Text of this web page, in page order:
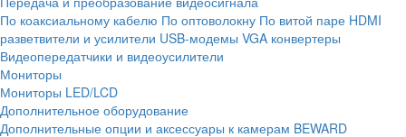
По коаксиальному кабелю По оптоволокну По витой паре HDMI
разветвители и усилители USB-модемы VGA конвертеры
Видеопередатчики и видеоусилители
Мониторы
Мониторы LED/LCD
Дополнительное оборудование
Дополнительные опции и аксессуары к камерам BEWARD